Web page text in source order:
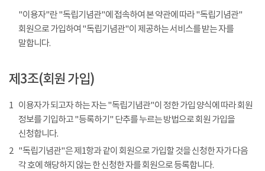
"이용자"란 "독립기념관"에 접속하여 본 약관에 따라 "독립기념관"
회원으로 가입하여 "독립기념관"이 제공하는 서비스를 받는 자를
말합니다.
제3조(회원 가입)
1 이용자가 되고자 하는 자는 "독립기념관"이 정한 가입 양식에 따라 회원
정보를 기입하고 "등록하기" 단추를 누르는 방법으로 회원 가입을
신청합니다.
2 "독립기념관"은 제1항과 같이 회원으로 가입할 것을 신청한 자가 다음
각 호에 해당하지 않는 한 신청한 자를 회원으로 등록합니다.